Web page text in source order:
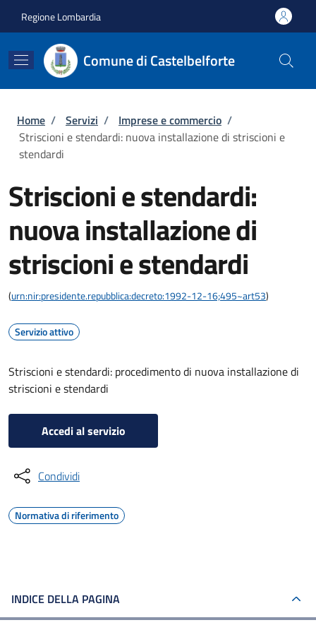
Regione Lombardia
Comune di Castelbelforte
Briciole di pane
Home / Servizi / Imprese e commercio /
Striscioni e stendardi: nuova installazione di striscioni e
stendardi
Striscioni e stendardi:
nuova installazione di
striscioni e stendardi
(urn:nir:presidente.repubblica:decreto:1992-12-16;495~art53)
Servizio attivo
Striscioni e stendardi: procedimento di nuova installazione di
striscioni e stendardi
Accedi al servizio
Condividi
Normativa di riferimento
INDICE DELLA PAGINA